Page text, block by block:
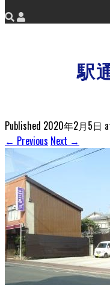
駅
Published 2020年2月5日
← Previous Next →